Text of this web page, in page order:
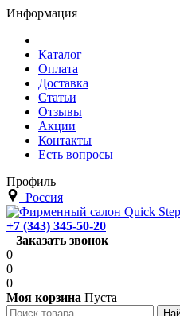
Информация
Каталог
Оплата
Доставка
Статьи
Отзывы
Акции
Контакты
Есть вопросы
Профиль
Россия
+7 (343) 345-50-20
Заказать звонок
0
0
0
Моя корзина Пуста